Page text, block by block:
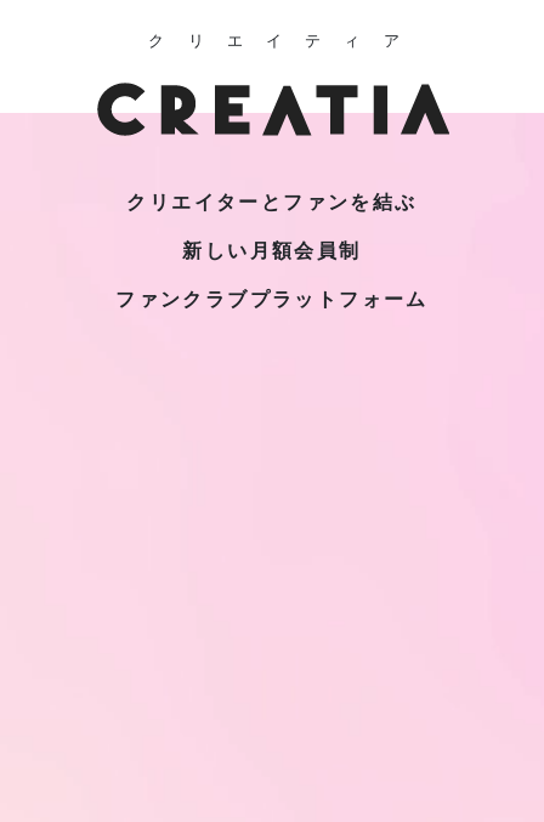
クリエイティア
クリエイターとファンを結ぶ
新しい月額会員制
ファンクラブプラットフォーム